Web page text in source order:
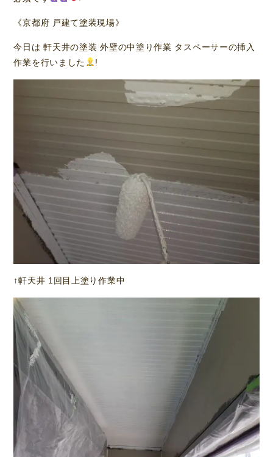
《京都府 戸建て塗装現場》
今日は 軒天井の塗装 外壁の中塗り作業 タスペーサーの挿入
作業を行いました
!
↑軒天井 1回目上塗り作業中